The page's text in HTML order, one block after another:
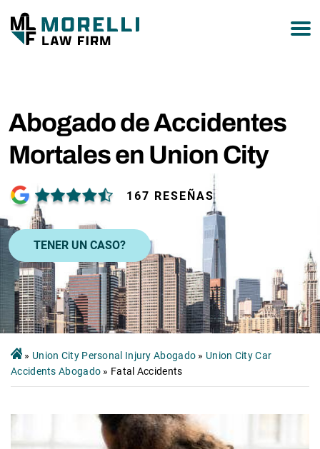
Abogado de Accidentes
Mortales en Union City
167 RESEÑAS
TENER UN CASO?
» Union City Personal Injury Abogado » Union City Car
Accidents Abogado » Fatal Accidents